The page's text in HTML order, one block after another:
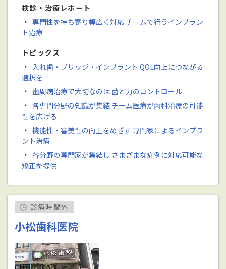
検診・治療レポート
・ 専門性を持ち寄り幅広く対応 チームで行うインプラン
ト治療
トピックス
・
入れ歯・ブリッジ・インプラント QOL向上につながる
選択を
・ 歯周病治療で大切なのは 菌と力のコントロール
・ 各専門分野の知識が集結 チーム医療が歯科治療の可能
性を広げる
・ 機能性・審美性の向上をめざす 専門家によるインプラ
ント治療
・ 各分野の専門家が集結し さまざまな症例に対応可能な
矯正を提供
診療時間外
小松歯科医院